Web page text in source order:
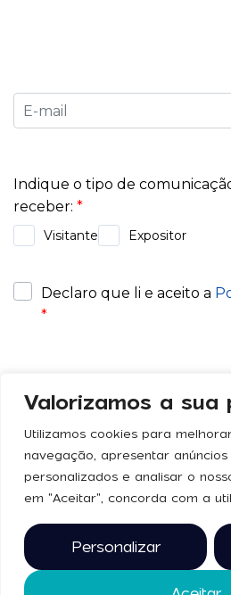
Valorizamos a sua
Utilizamos cookies para
navegação, apresentar
personalizados e analisar o
em "Aceitar", concorda com a
Personalizar
Siga-nos Legal